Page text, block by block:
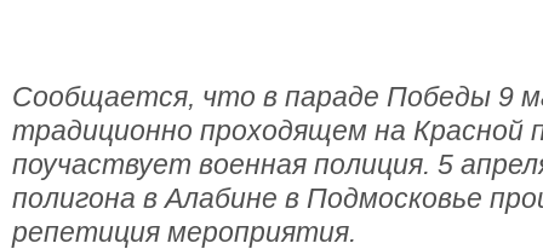
Сообщается, что в параде Победы 9
традиционно проходящем на Красной
поучаствует военная полиция. 5
полигона в Алабине в Подмосковье
репетиция мероприятия.